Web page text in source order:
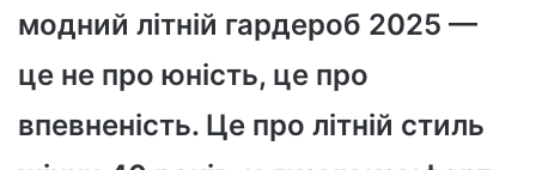
модний літній гардероб 2025 —
це не про юність, це про
впевненість. Це про літній стиль